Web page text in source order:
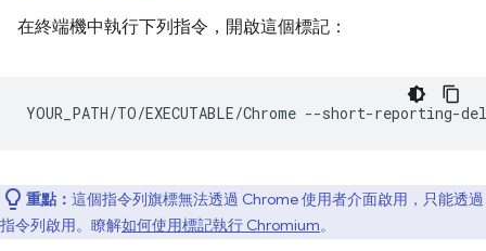
在終端機中執行下列指令，開啟這個標記：
YOUR_PATH/TO/EXECUTABLE/Chrome
重點： 這個指令列旗標無法透過 Chrome 使用者介面啟用，只能透過
指令列啟用。瞭解如何使用標記執行 Chromium。